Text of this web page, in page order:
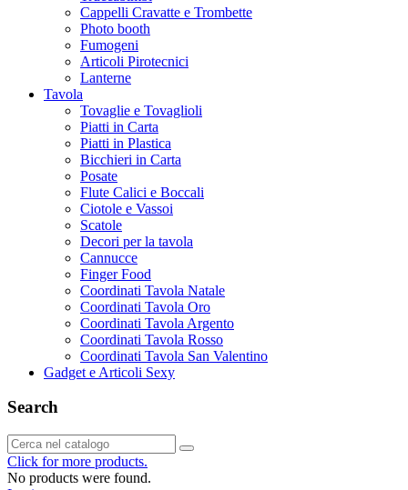
Cappelli Cravatte e Trombette
Photo booth
Fumogeni
Articoli Pirotecnici
Lanterne
Tavola
Tovaglie e Tovaglioli
Piatti in Carta
Piatti in Plastica
Bicchieri in Carta
Posate
Flute Calici e Boccali
Ciotole e Vassoi
Scatole
Decori per la tavola
Cannucce
Finger Food
Coordinati Tavola Natale
Coordinati Tavola Oro
Coordinati Tavola Argento
Coordinati Tavola Rosso
Coordinati Tavola San Valentino
Gadget e Articoli Sexy
Search
Click for more products.
No products were found.